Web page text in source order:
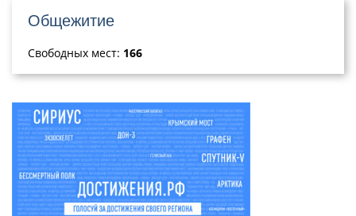
Общежитие
Свободных мест: 166